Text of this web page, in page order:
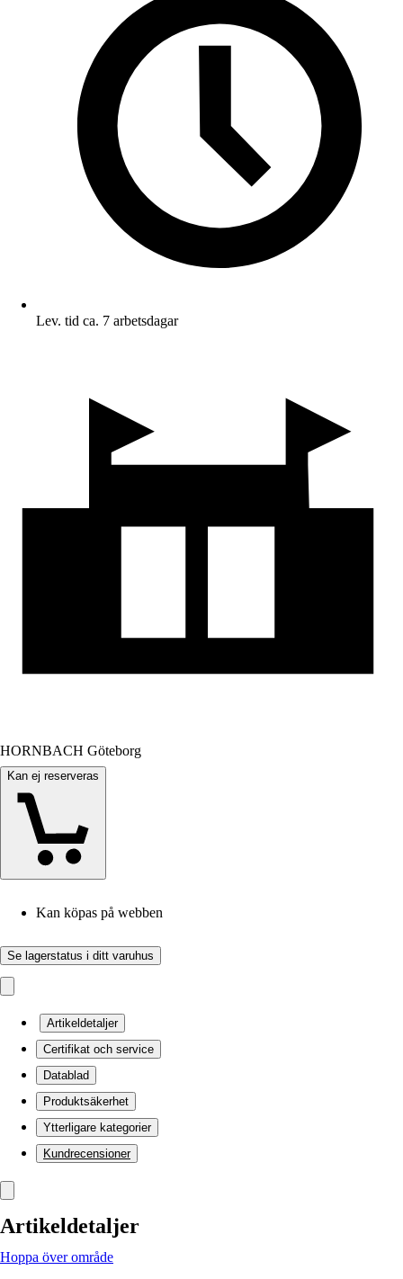
Lev. tid ca. 7 arbetsdagar
HORNBACH Göteborg
Kan ej reserveras
Kan köpas på webben
Se lagerstatus i ditt varuhus
Artikeldetaljer
Certifikat och service
Datablad
Produktsäkerhet
Ytterligare kategorier
Kundrecensioner
Artikeldetaljer
Hoppa över område